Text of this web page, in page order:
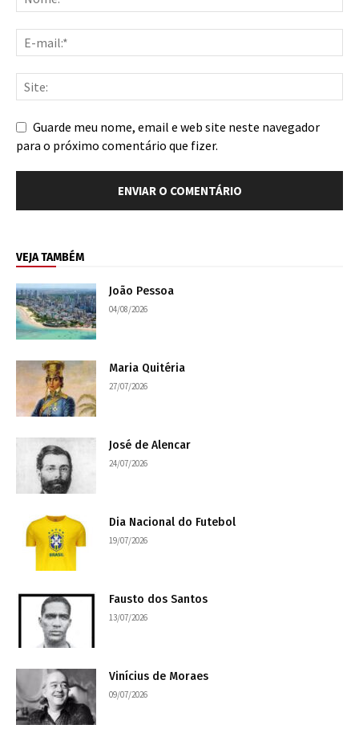
Guarde meu nome, email e web site neste navegador
para o próximo comentário que fizer.
VEJA TAMBÉM
João Pessoa
04/08/2026
Maria Quitéria
27/07/2026
José de Alencar
24/07/2026
Dia Nacional do Futebol
19/07/2026
Fausto dos Santos
13/07/2026
Vinícius de Moraes
09/07/2026